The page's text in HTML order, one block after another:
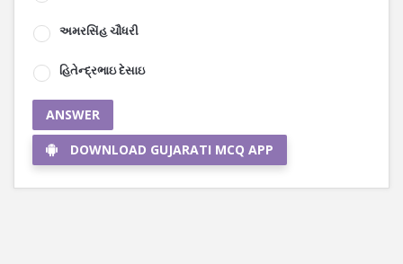
અમરસિંહ ચૌધરી
હિતેન્દ્રભાઇ દેસાઇ
ANSWER
DOWNLOAD GUJARATI MCQ APP